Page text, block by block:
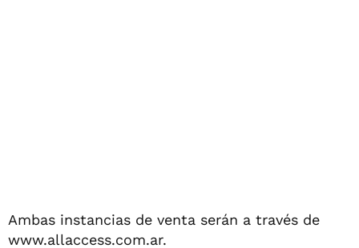
Ambas instancias de venta serán a través de
www.allaccess.com.ar.